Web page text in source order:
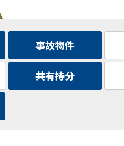
事故物件
共有持分